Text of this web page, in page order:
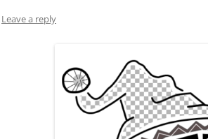
Leave a reply